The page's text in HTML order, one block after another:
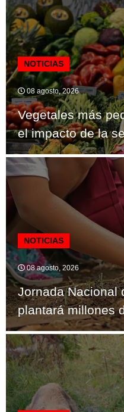
NOTICIAS
08 agosto, 2026
Vegetales más
el impacto de la
NOTICIAS
08 agosto, 2026
Jornada Nacional
plantará millones